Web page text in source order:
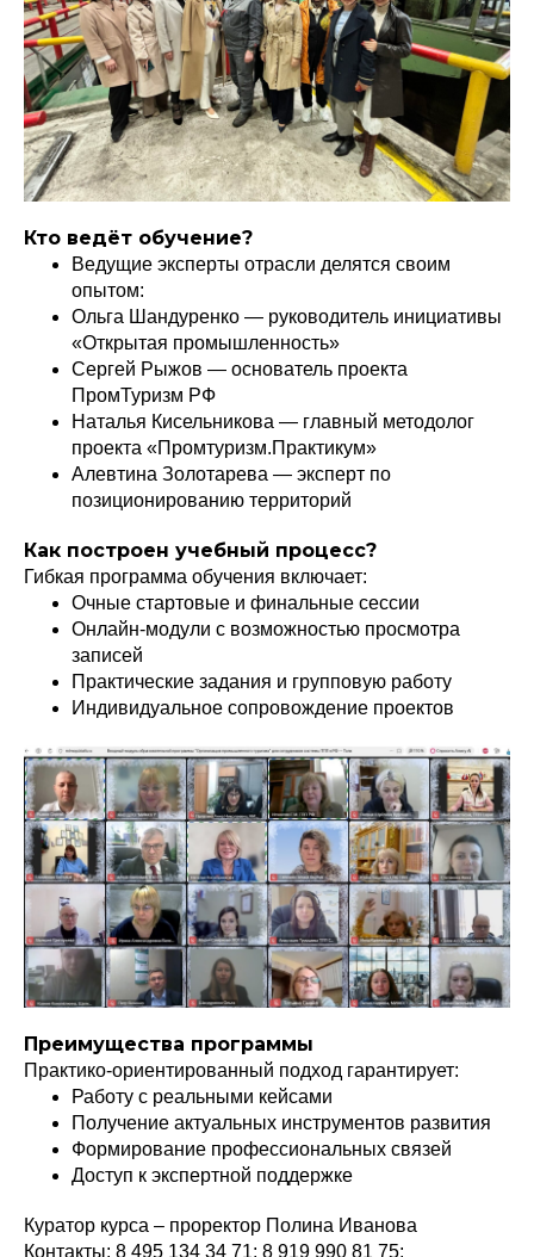
Кто ведёт обучение?
Ведущие эксперты отрасли делятся своим
опытом:
Ольга Шандуренко — руководитель инициативы
«Открытая промышленность»
Сергей Рыжов — основатель проекта
ПромТуризм РФ
Наталья Кисельникова — главный методолог
проекта «Промтуризм.Практикум»
Алевтина Золотарева — эксперт по
позиционированию территорий
Как построен учебный процесс?
Гибкая программа обучения включает:
Очные стартовые и финальные сессии
Онлайн-модули с возможностью просмотра
записей
Практические задания и групповую работу
Индивидуальное сопровождение проектов
Преимущества программы
Практико-ориентированный подход гарантирует:
Работу с реальными кейсами
Получение актуальных инструментов развития
Формирование профессиональных связей
Доступ к экспертной поддержке
Куратор курса – проректор Полина Иванова
Контакты: 8 495 134 34 71; 8 919 990 81 75;